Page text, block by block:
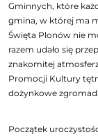
Gminnych, które
gmina, w której ma
Święta Plonów nie
razem udało się
znakomitej
Promocji Kultury
dożynkowe
Początek